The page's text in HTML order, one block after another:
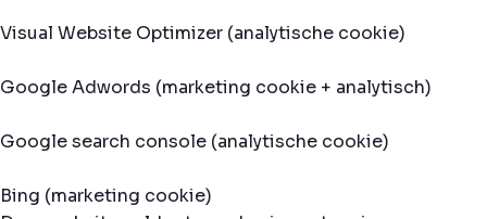
Visual Website Optimizer (analytische cookie)
Google Adwords (marketing cookie + analytisch)
Google search console (analytische cookie)
Bing (marketing cookie)